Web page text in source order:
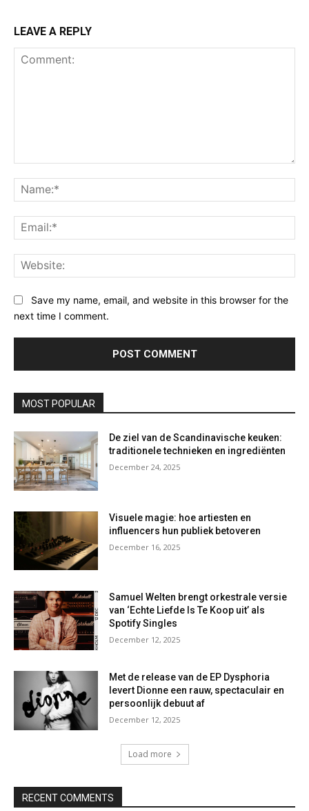
LEAVE A REPLY
Save my name, email, and website in this browser for the
next time I comment.
MOST POPULAR
De ziel van de Scandinavische keuken:
traditionele technieken en ingrediënten
December 24, 2025
Visuele magie: hoe artiesten en
influencers hun publiek betoveren
December 16, 2025
Samuel Welten brengt orkestrale versie
van ‘Echte Liefde Is Te Koop uit’ als
Spotify Singles
December 12, 2025
Met de release van de EP Dysphoria
levert Dionne een rauw, spectaculair en
persoonlijk debuut af
December 12, 2025
Load more
RECENT COMMENTS